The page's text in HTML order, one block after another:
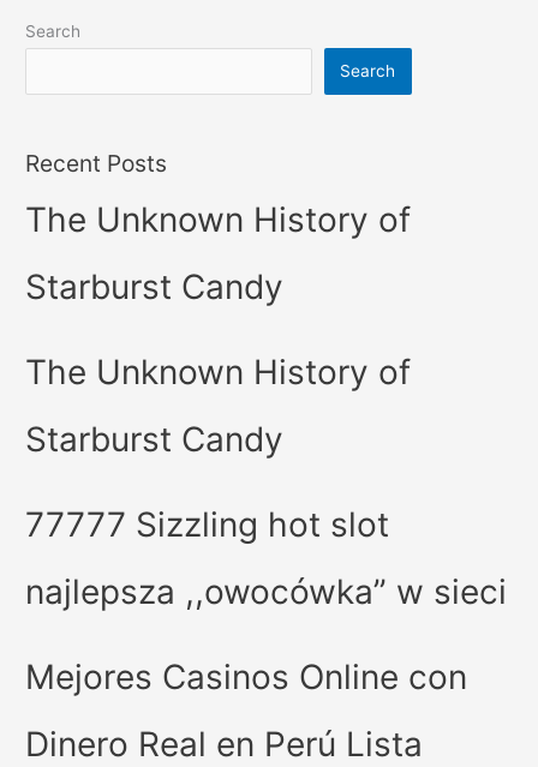
Search
Search
Recent Posts
The Unknown History of
Starburst Candy
The Unknown History of
Starburst Candy
77777 Sizzling hot slot
najlepsza ,,owocówka” w sieci
Mejores Casinos Online con
Dinero Real en Perú Lista